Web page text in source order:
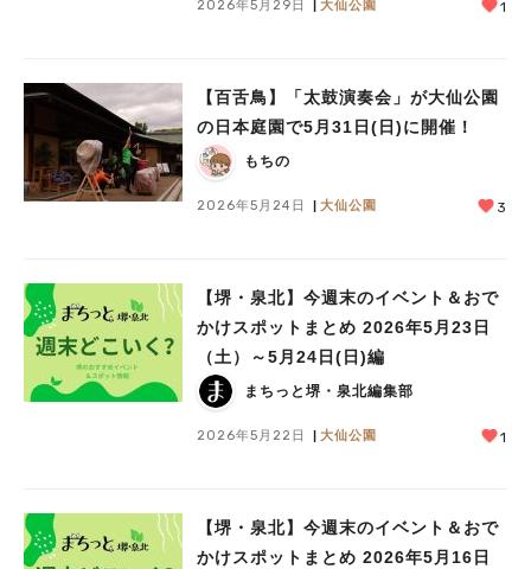
2026年5月29日 大仙公園 1
【百舌鳥】「太鼓演奏会」が大仙公園
の日本庭園で5月31日(日)に開催！
もちの
2026年5月24日 大仙公園 3
【堺・泉北】今週末のイベント＆おで
かけスポットまとめ 2026年5月23日
（土）～5月24日(日)編
まちっと堺・泉北編集部
2026年5月22日 大仙公園 1
【堺・泉北】今週末のイベント＆おで
かけスポットまとめ 2026年5月16日